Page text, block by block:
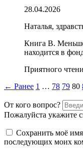
28.04.2026
Наталья,
Книга В.
находится в
Приятного
Пагинация
комментариев
← Ранее 1 … 78 79 80
От кого вопрос?
Пожалуйста укажите
Сохранить моё
последующих моих